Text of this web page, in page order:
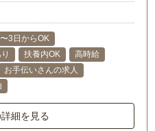
3日からOK
扶養内OK
高時給
お手伝いさんの求人
細を見る